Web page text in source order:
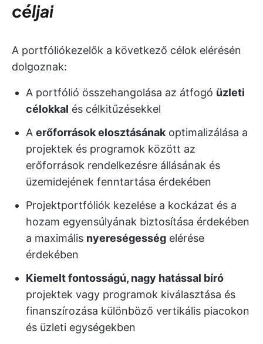
céljai
A portfóliókezelők a következő célok elérésén
dolgoznak:
A portfólió összehangolása az átfogó üzleti
célokkal és célkitűzésekkel
A erőforrások elosztásánakoptimalizálása a
projektek és programok között az
erőforrások rendelkezésre állásának és
üzemidejének fenntartása érdekében
Projektportfóliók kezelése a kockázat és a
hozam egyensúlyának biztosítása érdekében
a maximális nyereségesség elérése
érdekében
Kiemelt fontosságú, nagy hatással bíró
projektek vagy programok kiválasztása és
finanszírozása különböző vertikális piacokon
és üzleti egységekben